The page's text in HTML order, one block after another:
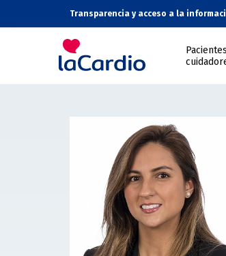
Transparencia y acceso a la